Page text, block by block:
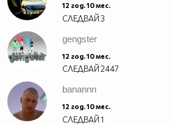
12 год. 10 мес.
СЛЕДВАЙ3
gengster
12 год. 10 мес.
СЛЕДВАЙ2447
banannn
12 год. 10 мес.
СЛЕДВАЙ1